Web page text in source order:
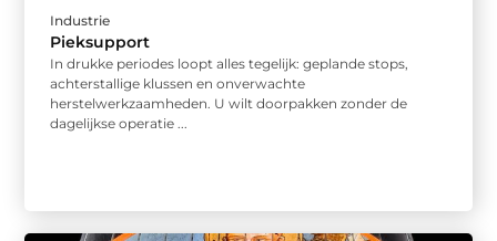
Industrie
Pieksupport
In drukke periodes loopt alles tegelijk: geplande stops,
achterstallige klussen en onverwachte
herstelwerkzaamheden. U wilt doorpakken zonder de
dagelijkse operatie ...